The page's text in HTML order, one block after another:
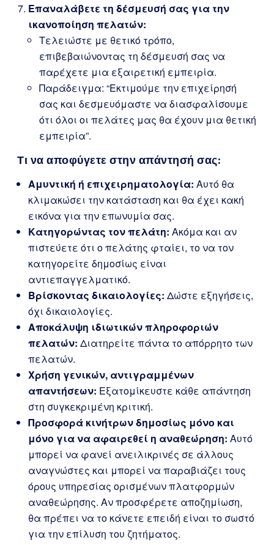
Επαναλάβετε τη δέσμευσή σας για την
ικανοποίηση πελατών:
Τελειώστε με θετικό τρόπο,
επιβεβαιώνοντας τη δέσμευσή σας να
παρέχετε μια εξαιρετική εμπειρία.
Παράδειγμα: “Εκτιμούμε την επιχείρησή
σας και δεσμευόμαστε να διασφαλίσουμε
ότι όλοι οι πελάτες μας θα έχουν μια θετική
εμπειρία”.
Τι να αποφύγετε στην απάντησή σας:
Αμυντική ή επιχειρηματολογία: Αυτό θα
κλιμακώσει την κατάσταση και θα έχει κακή
εικόνα για την επωνυμία σας.
Κατηγορώντας τον πελάτη: Ακόμα και αν
πιστεύετε ότι ο πελάτης φταίει, το να τον
κατηγορείτε δημοσίως είναι
αντιεπαγγελματικό.
Βρίσκοντας δικαιολογίες: Δώστε εξηγήσεις,
όχι δικαιολογίες.
Αποκάλυψη ιδιωτικών πληροφοριών
πελατών: Διατηρείτε πάντα το απόρρητο των
πελατών.
Χρήση γενικών, αντιγραμμένων
απαντήσεων: Εξατομίκευστε κάθε απάντηση
στη συγκεκριμένη κριτική.
Προσφορά κινήτρων δημοσίως μόνο και
μόνο για να αφαιρεθεί η αναθεώρηση: Αυτό
μπορεί να φανεί ανειλικρινές σε άλλους
αναγνώστες και μπορεί να παραβιάζει τους
όρους υπηρεσίας ορισμένων πλατφορμών
αναθεώρησης. Αν προσφέρετε αποζημίωση,
θα πρέπει να το κάνετε επειδή είναι το σωστό
για την επίλυση του ζητήματος.